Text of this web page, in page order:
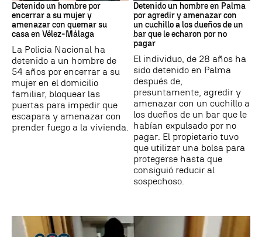
Detenido un hombre por
encerrar a su mujer y
amenazar con quemar su
casa en Vélez-Málaga
La Policía Nacional ha
detenido a un hombre de
54 años por encerrar a su
mujer en el domicilio
familiar, bloquear las
puertas para impedir que
escapara y amenazar con
prender fuego a la vivienda.
Detenido un hombre en Palma
por agredir y amenazar con
un cuchillo a los dueños de un
bar que le echaron por no
pagar
El individuo, de 28 años ha
sido detenido en Palma
después de,
presuntamente, agredir y
amenazar con un cuchillo a
los dueños de un bar que le
habían expulsado por no
pagar. El propietario tuvo
que utilizar una bolsa para
protegerse hasta que
consiguió reducir al
sospechoso.